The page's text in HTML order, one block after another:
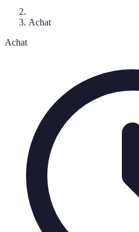
Achat
Achat